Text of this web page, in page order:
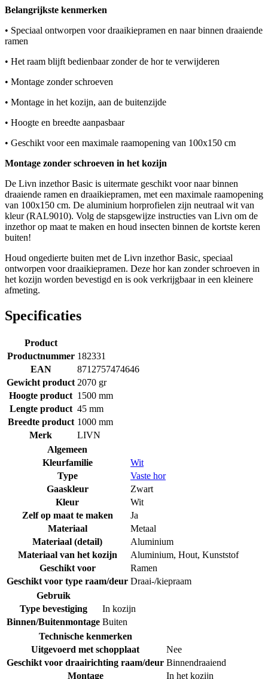
Belangrijkste kenmerken
• Speciaal ontworpen voor draaikiepramen en naar binnen draaiende
ramen
• Het raam blijft bedienbaar zonder de hor te verwijderen
• Montage zonder schroeven
• Montage in het kozijn, aan de buitenzijde
• Hoogte en breedte aanpasbaar
• Geschikt voor een maximale raamopening van 100x150 cm
Montage zonder schroeven in het kozijn
De Livn inzethor Basic is uitermate geschikt voor naar binnen
draaiende ramen en draaikiepramen, met een maximale raamopening
van 100x150 cm. De aluminium horprofielen zijn neutraal wit van
kleur (RAL9010). Volg de stapsgewijze instructies van Livn om de
inzethor op maat te maken en houd insecten binnen de kortste keren
buiten!
Houd ongedierte buiten met de Livn inzethor Basic, speciaal
ontworpen voor draaikiepramen. Deze hor kan zonder schroeven in
het kozijn worden bevestigd en is ook verkrijgbaar in een kleinere
afmeting.
Specificaties
Product
Productnummer 182331
EAN
8712757474646
Gewicht product 2070 gr
Hoogte product 1500 mm
Lengte product 45 mm
Breedte product 1000 mm
Merk
LIVN
Algemeen
Kleurfamilie
Wit
Type
Vaste hor
Gaaskleur
Zwart
Kleur
Wit
Zelf op maat te maken
Ja
Materiaal
Metaal
Materiaal (detail)
Aluminium
Materiaal van het kozijn
Aluminium, Hout, Kunststof
Geschikt voor
Ramen
Geschikt voor type raam/deur Draai-/kiepraam
Gebruik
Type bevestiging
In kozijn
Binnen/Buitenmontage Buiten
Technische kenmerken
Uitgevoerd met schopplaat
Nee
Geschikt voor draairichting raam/deur Binnendraaiend
Montage
In het kozijn